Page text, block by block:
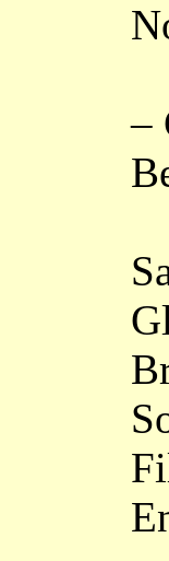
Nos
–
Belles,
Sans
Brins
Sous
Fils de
En